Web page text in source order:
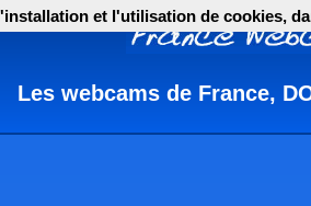
Les webcams de France,
et l'utilisation de cookies,